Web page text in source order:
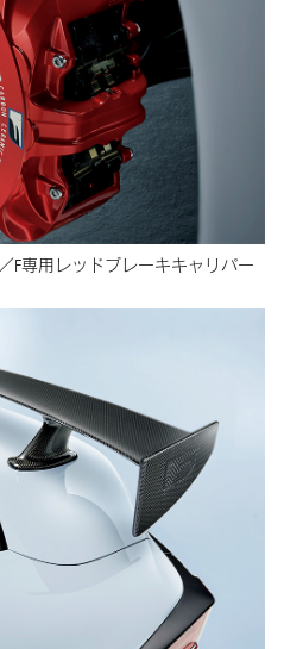
F専用レッドブレーキキャリパー